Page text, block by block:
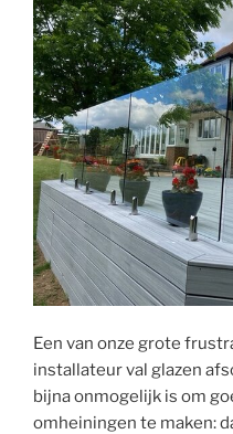
Een van onze grote
installateur val glazen
bijna onmogelijk is om
omheiningen te maken: